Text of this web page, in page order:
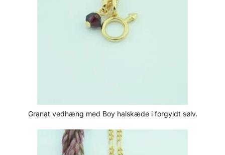
Granat vedhæng med Boy halskæde i forgyldt sølv.